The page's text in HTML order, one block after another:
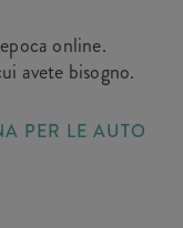
online.
avete bisogno.
PER LE AUTO